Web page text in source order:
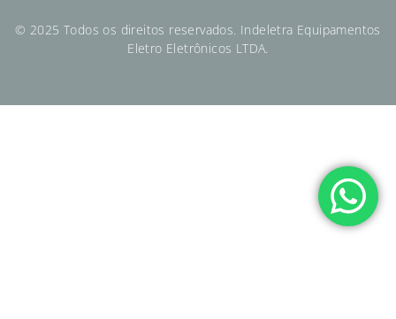
© 2025 Todos os direitos reservados. Indeletra Equipamentos
Eletro Eletrônicos LTDA.